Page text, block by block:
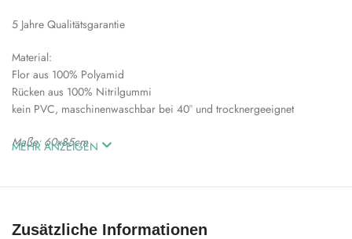
5 Jahre Qualitätsgarantie
Material:
Flor aus 100% Polyamid
Rücken aus 100% Nitrilgummi
kein PVC, maschinenwaschbar bei 40° und trocknergeeignet
Maße: 60x85cm
5% je nach Charge abweichen können
MEHR ANZEIGEN
Zusätzliche Informationen